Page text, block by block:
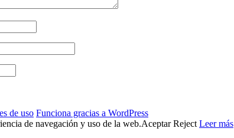
de uso Funciona gracias a WordPress
de navegación y uso de la web.Aceptar Reject Leer más